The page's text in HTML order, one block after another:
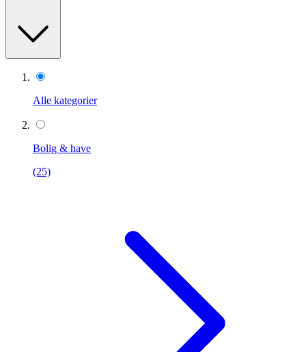
Alle kategorier
Bolig & have
(25)